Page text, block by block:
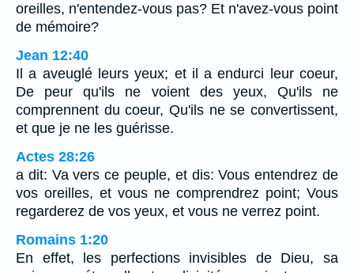
oreilles, n'entendez-vous pas? Et n'avez-vous point
de mémoire?
Jean 12:40
Il a aveuglé leurs yeux; et il a endurci leur coeur,
De peur qu'ils ne voient des yeux, Qu'ils ne
comprennent du coeur, Qu'ils ne se convertissent,
et que je ne les guérisse.
Actes 28:26
a dit: Va vers ce peuple, et dis: Vous entendrez de
vos oreilles, et vous ne comprendrez point; Vous
regarderez de vos yeux, et vous ne verrez point.
Romains 1:20
En effet, les perfections invisibles de Dieu, sa